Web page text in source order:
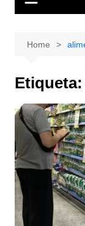
Home
Etiqueta: